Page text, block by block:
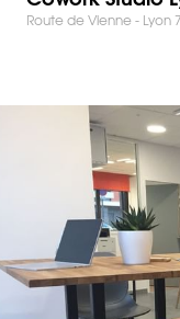
Route de Vienne - Lyon 7